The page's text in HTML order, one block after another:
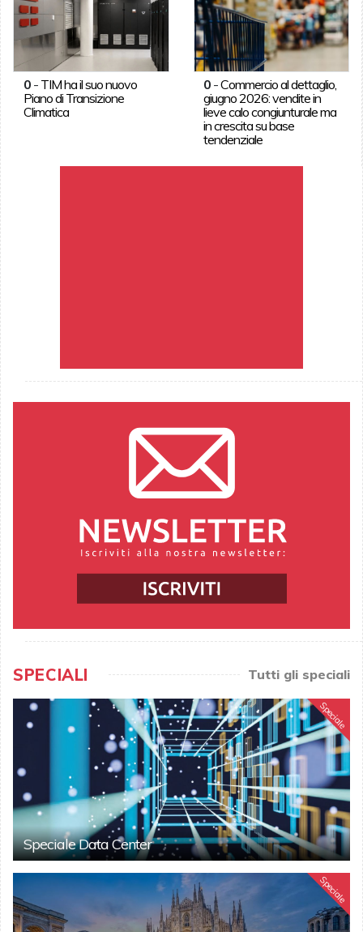
0- TIM ha il suo nuovo
Piano di Transizione
Climatica
0 -Commercio al dettaglio,
giugno 2026: vendite in
lieve calo congiunturale ma
in crescita su base
tendenziale
SPECIALI Tutti gli speciali
Speciale
Speciale Data Center
Speciale